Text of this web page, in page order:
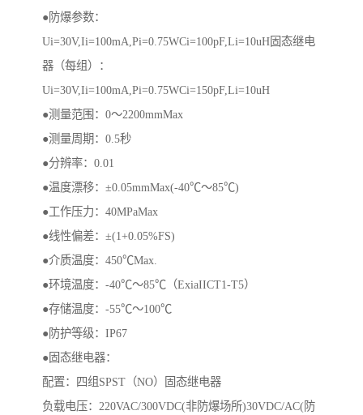
●防爆参数：
Ui=30V,Ii=100mA,Pi=0.75WCi=100pF,Li=10uH固态继电
器（每组）：
Ui=30V,Ii=100mA,Pi=0.75WCi=150pF,Li=10uH
●测量范围：0～2200mmMax
●测量周期：0.5秒
●分辨率：0.01
●温度漂移：±0.05mmMax(-40℃～85℃)
●工作压力：40MPaMax
●线性偏差：±(1+0.05%FS)
●介质温度：450℃Max.
●环境温度：-40℃～85℃（ExiaIICT1-T5）
●存储温度：-55℃～100℃
●防护等级：IP67
●固态继电器：
配置：四组SPST（NO）固态继电器
负载电压：220VAC/300VDC(非防爆场所)30VDC/AC(防